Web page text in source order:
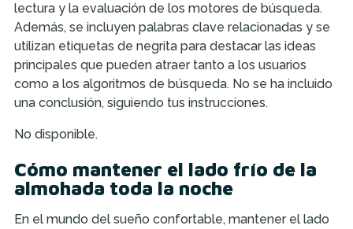
lectura y la evaluación de los motores de búsqueda.
Además, se incluyen palabras clave relacionadas y se
utilizan etiquetas de negrita para destacar las ideas
principales que pueden atraer tanto a los usuarios
como a los algoritmos de búsqueda. No se ha incluido
una conclusión, siguiendo tus instrucciones.
No disponible.
Cómo mantener el lado frío de la
almohada toda la noche
En el mundo del sueño confortable, mantener el lado